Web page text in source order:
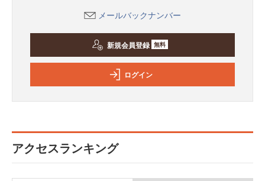
メールバックナンバー
新規会員登録 無料
ログイン
アクセスランキング